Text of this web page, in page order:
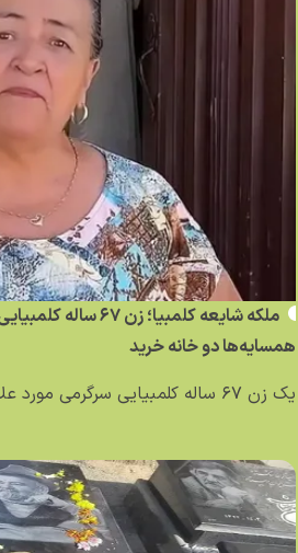
ملکه شایعه کلمبیا؛
همسایه‌ها دو خانه خرید
یک زن ۶۷ ساله کلمبیایی سرگرمی مورد علاقه‌اش را به یک...